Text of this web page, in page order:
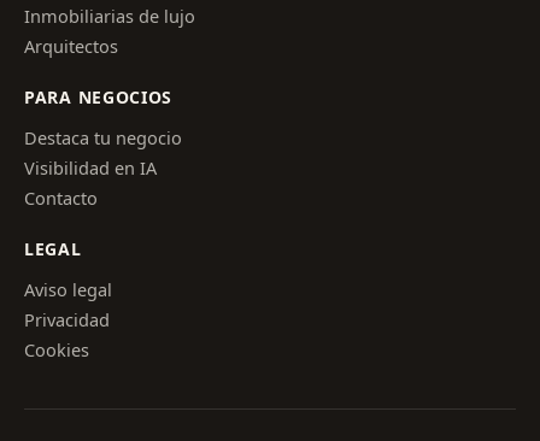
Inmobiliarias de lujo
Arquitectos
PARA NEGOCIOS
Destaca tu negocio
Visibilidad en IA
Contacto
LEGAL
Aviso legal
Privacidad
Cookies